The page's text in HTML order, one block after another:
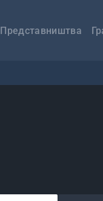
Представништва